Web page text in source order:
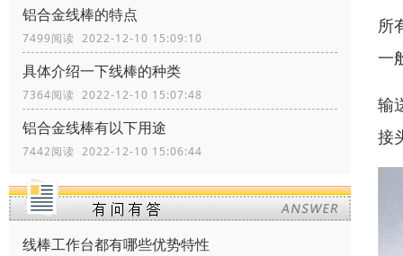
铝合金线棒的特点
7499阅读 2022-12-10 15:09:10
具体介绍一下线棒的种类
7364阅读 2022-12-10 15:07:48
铝合金线棒有以下用途
7442阅读 2022-12-10 15:06:44
线棒工作台都有哪些优势特性
所
一
输
接